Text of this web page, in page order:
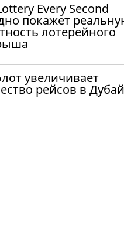
Every Second
покажет
лотерейного
увеличивает
рейсов в Дубай